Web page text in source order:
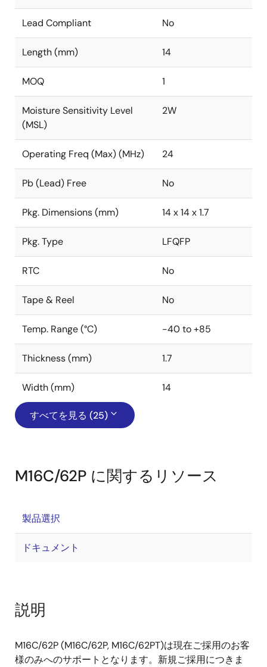
Lead Compliant No
Length (mm) 14
MOQ 1
Moisture Sensitivity Level
(MSL)
2W
Operating Freq (Max) (MHz) 24
Pb (Lead) Free No
Pkg. Dimensions (mm) 14 x 14 x 1.7
Pkg. Type LFQFP
RTC No
Tape & Reel No
Temp. Range (°C) -40 to +85
Thickness (mm) 1.7
Width (mm) 14
すべてを見る (25)
M16C/62P に関するリソース
製品選択
ドキュメント
説明
M16C/62P (M16C/62P, M16C/62PT)は現在ご採用のお客
様のみへのサポートとなります。新規ご採用につきま